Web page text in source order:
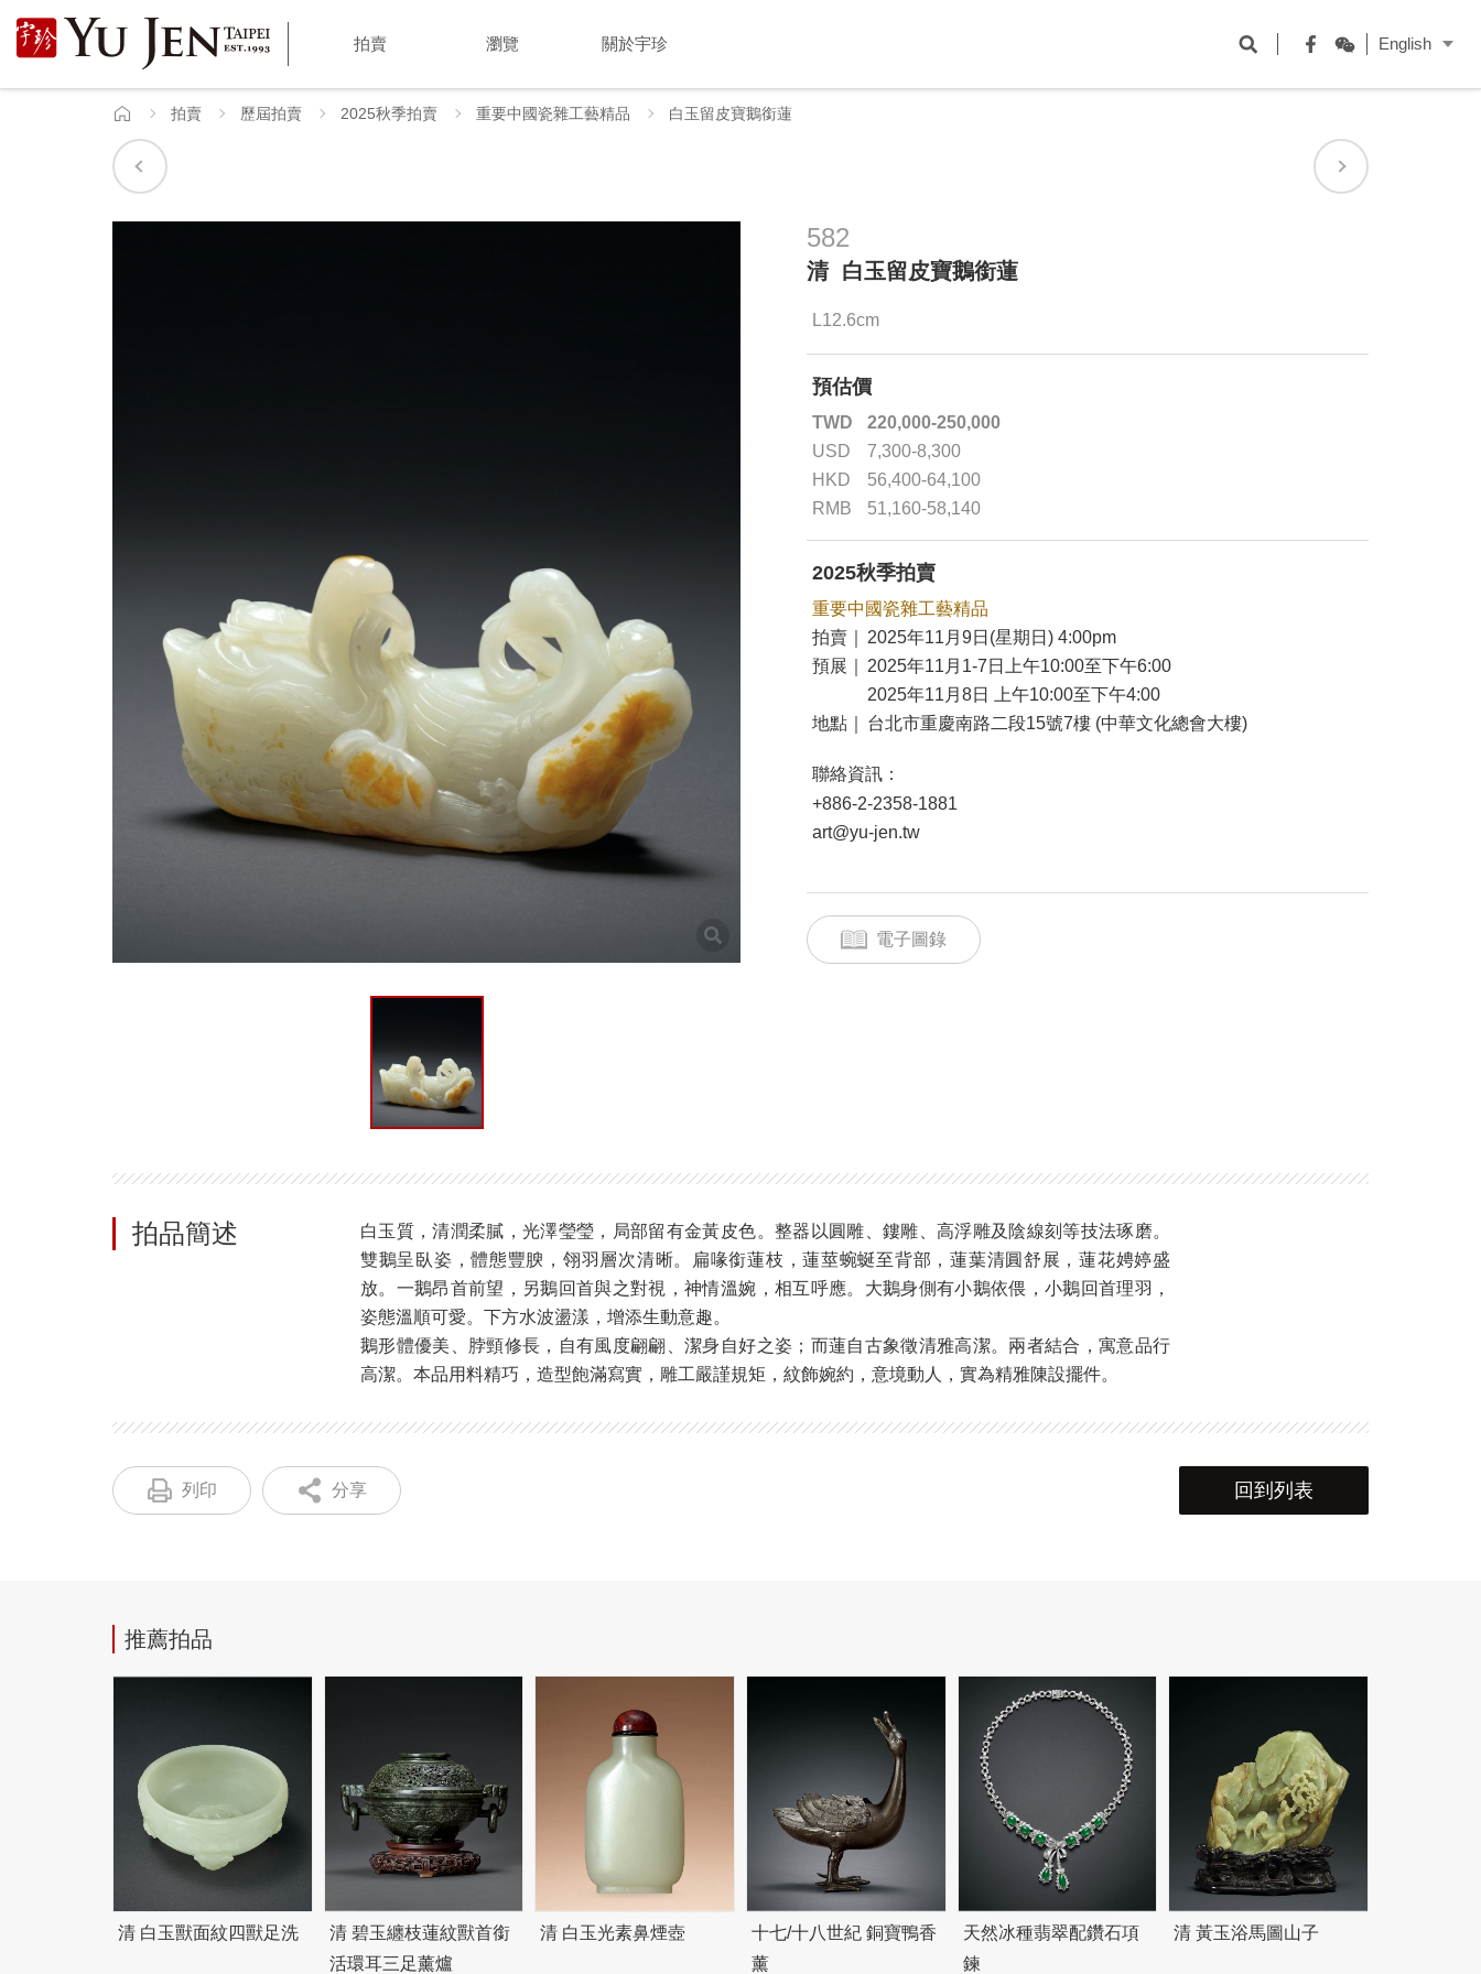
宇
珍
拍賣 瀏覽 關於宇珍
Facebook
WeChat
English
首
頁
拍賣 歷屆拍賣 2025秋季拍賣 重要中國瓷雜工藝精品 白玉留皮寶鵝銜蓮
582
清 白玉留皮寶鵝銜蓮
L12.6cm
預估價
TWD
220,000-250,000
USD
7,300-8,300
HKD
56,400-64,100
RMB
51,160-58,140
2025秋季拍賣
重要中國瓷雜工藝精品
拍賣｜
2025年11月9日(星期日) 4:00pm
預展｜
2025年11月1-7日上午10:00至下午6:00
2025年11月8日 上午10:00至下午4:00
地點｜
台北市重慶南路二段15號7樓 (中華文化總會大樓)
聯絡資訊：
+886-2-2358-1881
art@yu-jen.tw
電子圖錄
拍品簡述
白玉質，清潤柔膩，光澤瑩瑩，局部留有金黃皮色。整器以圓雕、鏤雕、高浮雕及陰線刻等技法琢磨。
雙鵝呈臥姿，體態豐腴，翎羽層次清晰。扁喙銜蓮枝，蓮莖蜿蜒至背部，蓮葉清圓舒展，蓮花娉婷盛
放。一鵝昂首前望，另鵝回首與之對視，神情溫婉，相互呼應。大鵝身側有小鵝依偎，小鵝回首理羽，
姿態溫順可愛。下方水波盪漾，增添生動意趣。
鵝形體優美、脖頸修長，自有風度翩翩、潔身自好之姿；而蓮自古象徵清雅高潔。兩者結合，寓意品行
高潔。本品用料精巧，造型飽滿寫實，雕工嚴謹規矩，紋飾婉約，意境動人，實為精雅陳設擺件。
列印 分享 回到列表
推薦拍品
清 白玉獸面紋四獸足洗 清 碧玉纏枝蓮紋獸首銜
活環耳三足薰爐
清 白玉光素鼻煙壺
十七/十八世紀 銅寶鴨香
薰
天然冰種翡翠配鑽石項
鍊
清 黃玉浴馬圖山子